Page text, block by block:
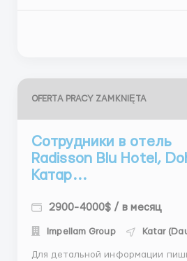
OFERTA PRACY ZAMKNIĘTA
Сотрудники в отель
Radisson Blu Hotel,
Катар...
2900-4000$ / в месяц
Impellam Group Katar
Для детальной информации